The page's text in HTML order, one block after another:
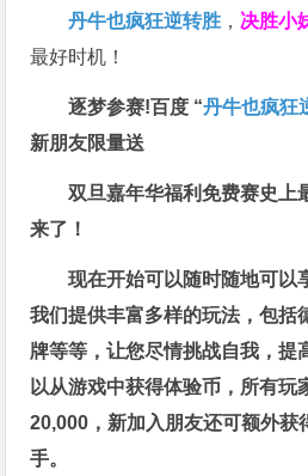
丹牛也疯狂逆转胜 ， 决胜小
最好时机！
逐梦参赛!百度 “丹牛也疯狂
新朋友限量送
双旦嘉年华福利免费赛史上
来了！
现在开始可以随时随地可以
我们提供丰富多样的玩法，包括
牌等等，让您尽情挑战自我，提
以从游戏中获得体验币，所有玩
20,000，新加入朋友还可额外获
手。